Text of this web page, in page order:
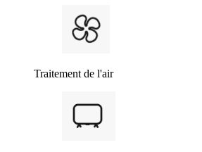
Traitement de l'air